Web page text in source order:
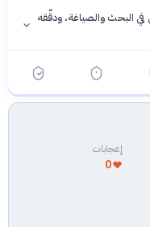
في البحث والصياغة، ودقّقه
إعجابات
0